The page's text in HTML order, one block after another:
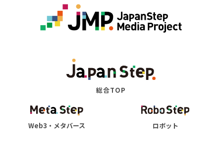
総合TOP
Web3・メタバース ロボット